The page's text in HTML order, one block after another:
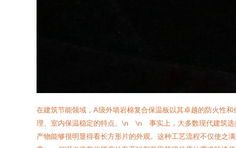
在建筑节能领域，A级外墙岩棉复合保温板以其卓越的防火性
理、室内保温稳定的特点。\n \n 事实上，大多数现代建筑选
产物能够很明显得看长方形片的外观。这种工艺流程不仅使之